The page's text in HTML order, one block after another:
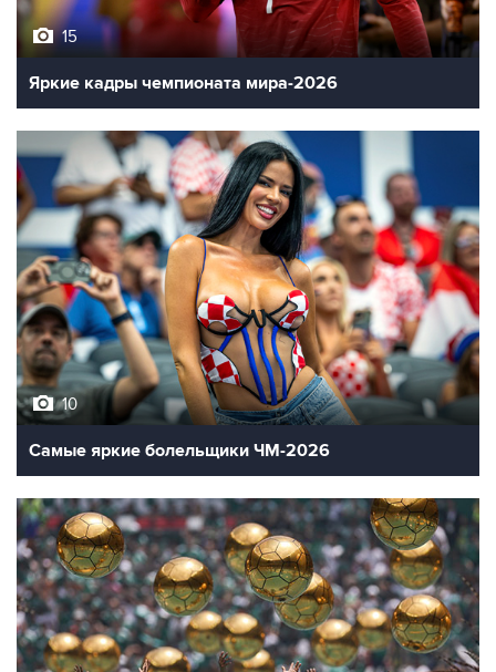
15
Яркие кадры чемпионата мира-2026
10
Самые яркие болельщики ЧМ-2026